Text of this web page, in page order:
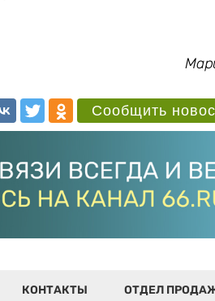
Сообщить
КОНТАКТЫ ОТДЕЛ